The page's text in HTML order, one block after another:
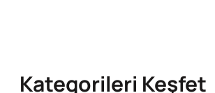
Kategorileri Keşfet